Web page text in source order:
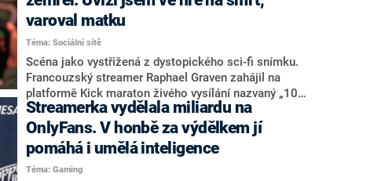
varoval matku
Téma: Sociální sítě
Scéna jako vystřižená z dystopického sci-fi snímku.
Francouzský streamer Raphael Graven zahájil na
platformě Kick maraton živého vysílání nazvaný „10
dní a nocí mučení“. Během něj si nechal fyzicky
ubližovat a po 298 hodinách se v noci na pondělí
neprobral ze spánku. Úmrtí šestačtyřicetiletého
influencera nyní vyšetřuje policie, o podrobnostech
informuje deník Le Monde.
Streamerka vydělala miliardu na
OnlyFans. V honbě za výdělkem jí
pomáhá i umělá inteligence
Téma: Gaming